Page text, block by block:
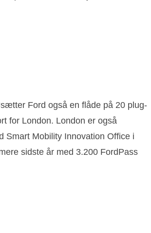
Ford også en flåde på 20 plug-
for London. London er også
Smart Mobility Innovation Office i
sidste år med 3.200 FordPass